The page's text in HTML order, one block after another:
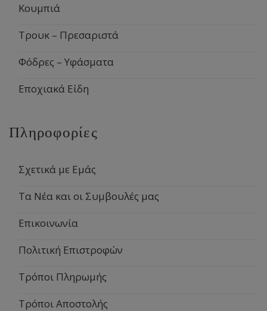
Κουμπιά
Τρουκ – Πρεσαριστά
Φόδρες – Υφάσματα
Εποχιακά Είδη
Πληροφορίες
Σχετικά με Εμάς
Τα Νέα και οι Συμβουλές μας
Επικοινωνία
Πολιτική Επιστροφών
Τρόποι Πληρωμής
Τρόποι Αποστολής